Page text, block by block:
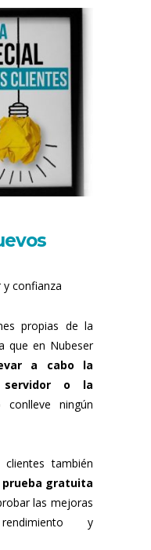
confianza
propias de la
que en Nubeser
a cabo la
servidor o la
ningún
también
prueba gratuita
las mejoras
y